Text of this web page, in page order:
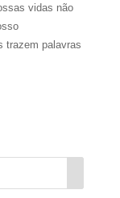
vidas não
trazem palavras